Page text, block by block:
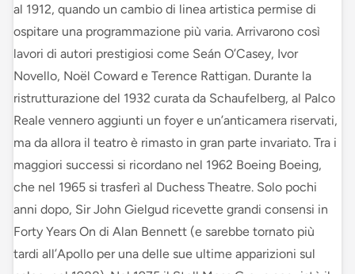
al 1912, quando un cambio di linea artistica permise di
ospitare una programmazione più varia. Arrivarono così
lavori di autori prestigiosi come Seán O’Casey, Ivor
Novello, Noël Coward e Terence Rattigan. Durante la
ristrutturazione del 1932 curata da Schaufelberg, al Palco
Reale vennero aggiunti un foyer e un’anticamera riservati,
ma da allora il teatro è rimasto in gran parte invariato. Tra i
maggiori successi si ricordano nel 1962 Boeing Boeing,
che nel 1965 si trasferì al Duchess Theatre. Solo pochi
anni dopo, Sir John Gielgud ricevette grandi consensi in
Forty Years On di Alan Bennett (e sarebbe tornato più
tardi all’Apollo per una delle sue ultime apparizioni sul